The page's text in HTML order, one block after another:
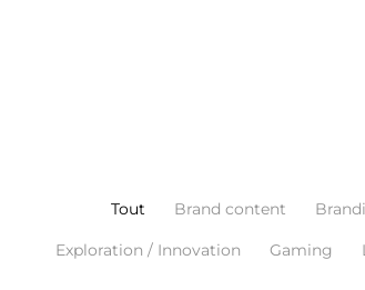
Tout Brand content
Exploration / Innovation Gaming